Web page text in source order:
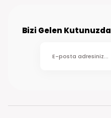
Bizi Gelen